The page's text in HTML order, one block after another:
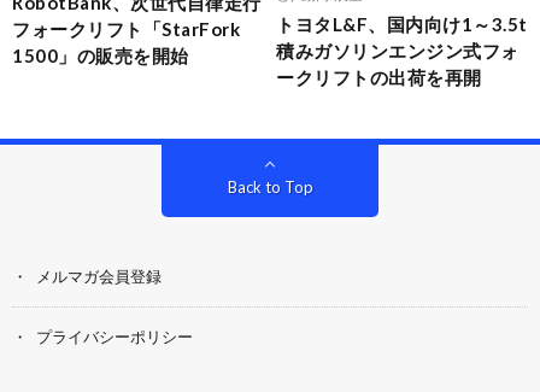
フォークリフト「StarFork
1500」の販売を開始
トヨタL&F、国内向け1～3.5t
積みガソリンエンジン式フォ
ークリフトの出荷を再開
Back to Top
メルマガ会員登録
プライバシーポリシー